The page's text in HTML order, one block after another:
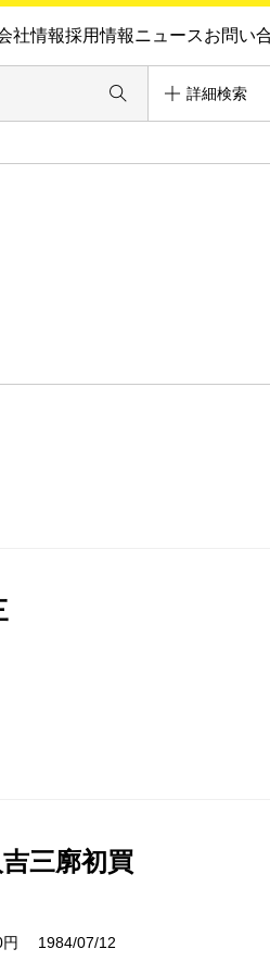
社情報採用情報ニュースお問い
詳細検索
三廓初買
円 1984/07/12